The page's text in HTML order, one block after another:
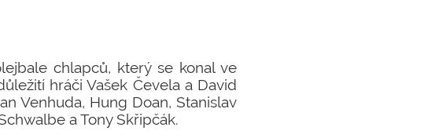
chlapců, který se konal ve
hráči Vašek Čevela a David
Venhuda, Hung Doan, Stanislav
a Tony Skřipčák.